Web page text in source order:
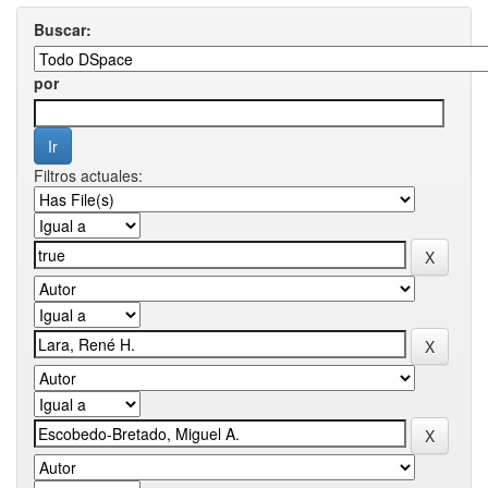
Buscar:
por
Filtros actuales: